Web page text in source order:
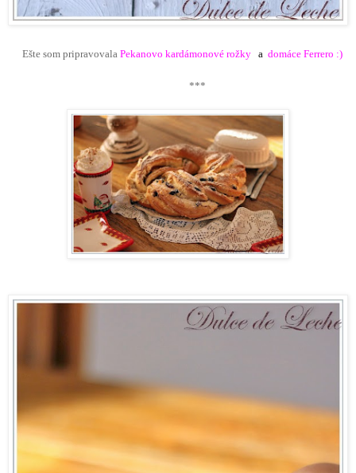
Ešte som pripravovala Pekanovo kardámonové rožky a domáce Ferrero :)
***